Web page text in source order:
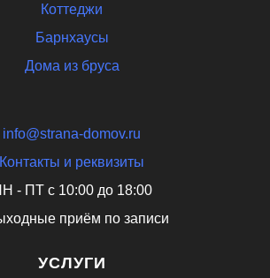
Коттеджи
Барнхаусы
Дома из бруса
info@strana-domov.ru
Контакты и реквизиты
- ПТ с 10:00 до 18:00
приём по записи
УСЛУГИ